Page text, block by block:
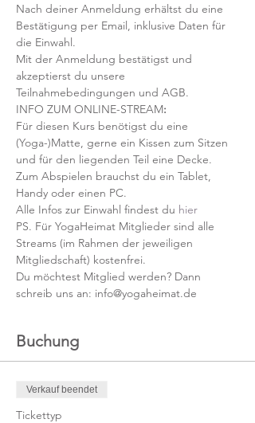
Nach deiner Anmeldung erhältst du eine
Bestätigung per Email, inklusive Daten für
die Einwahl.
Mit der Anmeldung bestätigst und
akzeptierst du unsere
Teilnahmebedingungen und AGB.
INFO ZUM ONLINE-STREAM:
Für diesen Kurs benötigst du eine
(Yoga-)Matte, gerne ein Kissen zum Sitzen
und für den liegenden Teil eine Decke.
Zum Abspielen brauchst du ein Tablet,
Handy oder einen PC.
Alle Infos zur Einwahl findest du hier
PS. Für YogaHeimat Mitglieder sind alle
Streams (im Rahmen der jeweiligen
Mitgliedschaft) kostenfrei.
Du möchtest Mitglied werden? Dann
schreib uns an: info@yogaheimat.de
Buchung
Verkauf beendet
Tickettyp